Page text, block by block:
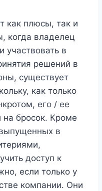
как плюсы, так и
когда владелец
участвовать в
решений в
существует
как только
его / ее
бросок. Кроме
в
доступ к
если только у
компании. Они